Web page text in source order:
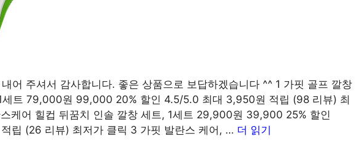
어 주셔서 감사합니다. 좋은 상품으로 보답하겠습니다 ^^ 1 가핏 골프 깔창
세트 79,000원 99,000 20% 할인 4.5/5.0 최대 3,950원 적립 (98 리뷰) 최
케어 힐컵 뒤꿈치 인솔 깔창 세트, 1세트 29,900원 39,900 25% 할인
립 (26 리뷰) 최저가 클릭 3 가핏 발란스 케어, … 더 읽기